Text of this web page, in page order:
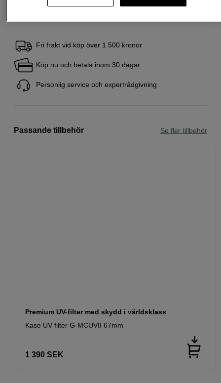
Fri frakt vid köp över 1 500 kronor
Köp nu och betala inom 30 dagar
Personlig service och expertrådgivning
Passande tillbehör Se fler tillbehör
Premium UV-filter med skydd i världsklass
Kase UV filter G-MCUVII 67mm
1 390 SEK